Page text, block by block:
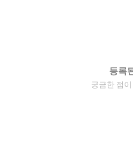
등록
궁금한 점